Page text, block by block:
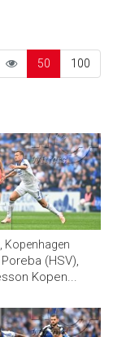
50 100
Kopenhagen
(HSV),
Kopen...